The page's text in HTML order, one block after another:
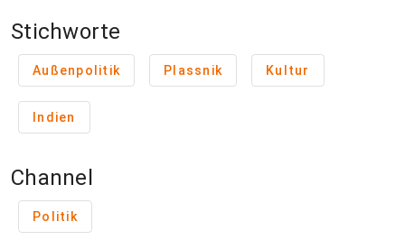
Stichworte
Außenpolitik Plassnik Kultur
Indien
Channel
Politik